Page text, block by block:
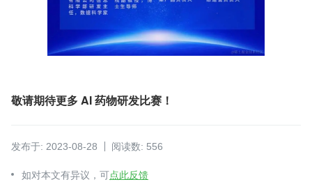
敬请期待更多 AI 药物研发比赛！
发布于: 2023-08-28 阅读数: 556
如对本文有异议，可点此反馈